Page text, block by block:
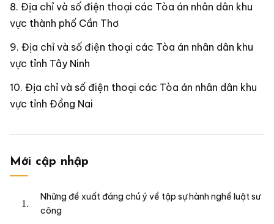
Địa chỉ và số điện thoại các Tòa án nhân dân khu
vực thành phố Cần Thơ
Địa chỉ và số điện thoại các Tòa án nhân dân khu
vực tỉnh Tây Ninh
Địa chỉ và số điện thoại các Tòa án nhân dân khu
vực tỉnh Đồng Nai
Mới cập nhập
Những đề xuất đáng chú ý về tập sự hành nghề luật sư
công